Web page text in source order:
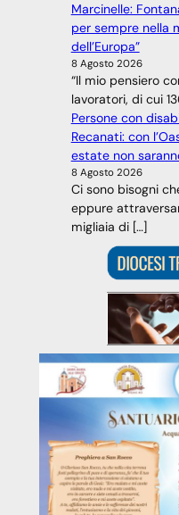
Marcinelle:
per sempre nella
dell’Europa”
8 Agosto 2026
“Il mio pensiero
lavoratori, di cui
Persone con
Recanati: con
estate non
8 Agosto 2026
Ci sono bisogni
eppure
migliaia di […]